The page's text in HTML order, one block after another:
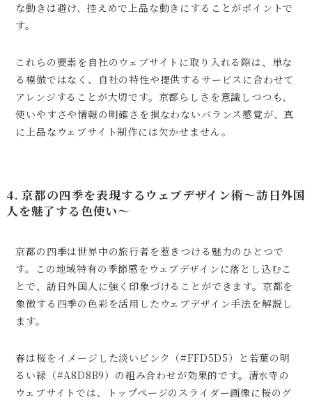
な動きは避け、控えめで上品な動きにすることがポイントで
す。
これらの要素を自社のウェブサイトに取り入れる際は、単な
る模倣ではなく、自社の特性や提供するサービスに合わせて
アレンジすることが大切です。京都らしさを意識しつつも、
使いやすさや情報の明確さを損なわないバランス感覚が、真
に上品なウェブサイト制作には欠かせません。
4. 京都の四季を表現するウェブデザイン術〜訪日外国
人を魅了する色使い〜
京都の四季は世界中の旅行者を惹きつける魅力のひとつで
す。この地域特有の季節感をウェブデザインに落とし込むこ
とで、訪日外国人に強く印象づけることができます。京都を
象徴する四季の色彩を活用したウェブデザイン手法を解説し
ます。
春は桜をイメージした淡いピンク（#FFD5D5）と若葉の明
るい緑（#A8D8B9）の組み合わせが効果的です。清水寺の
ウェブサイトでは、トップページのスライダー画像に桜のグ